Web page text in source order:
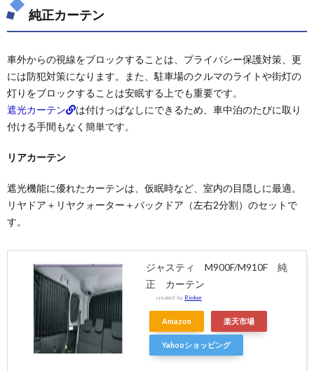
純正カーテン
車外からの視線をブロックすることは、プライバシー保護対策、更
には防犯対策になります。また、駐車場のクルマのライトや街灯の
灯りをブロックすることは安眠する上でも重要です。
遮光カーテン
は付けっぱなしにできるため、車中泊のたびに取り
付ける手間もなく簡単です。
リアカーテン
遮光機能に優れたカーテンは、仮眠時など、室内の目隠しに最適。
リヤドア＋リヤクォーター＋バックドア（左右2分割）のセットで
す。
ジャスティ M900F/M910F 純
正 カーテン
created by Rinker
Amazon 楽天市場
Yahooショッピング